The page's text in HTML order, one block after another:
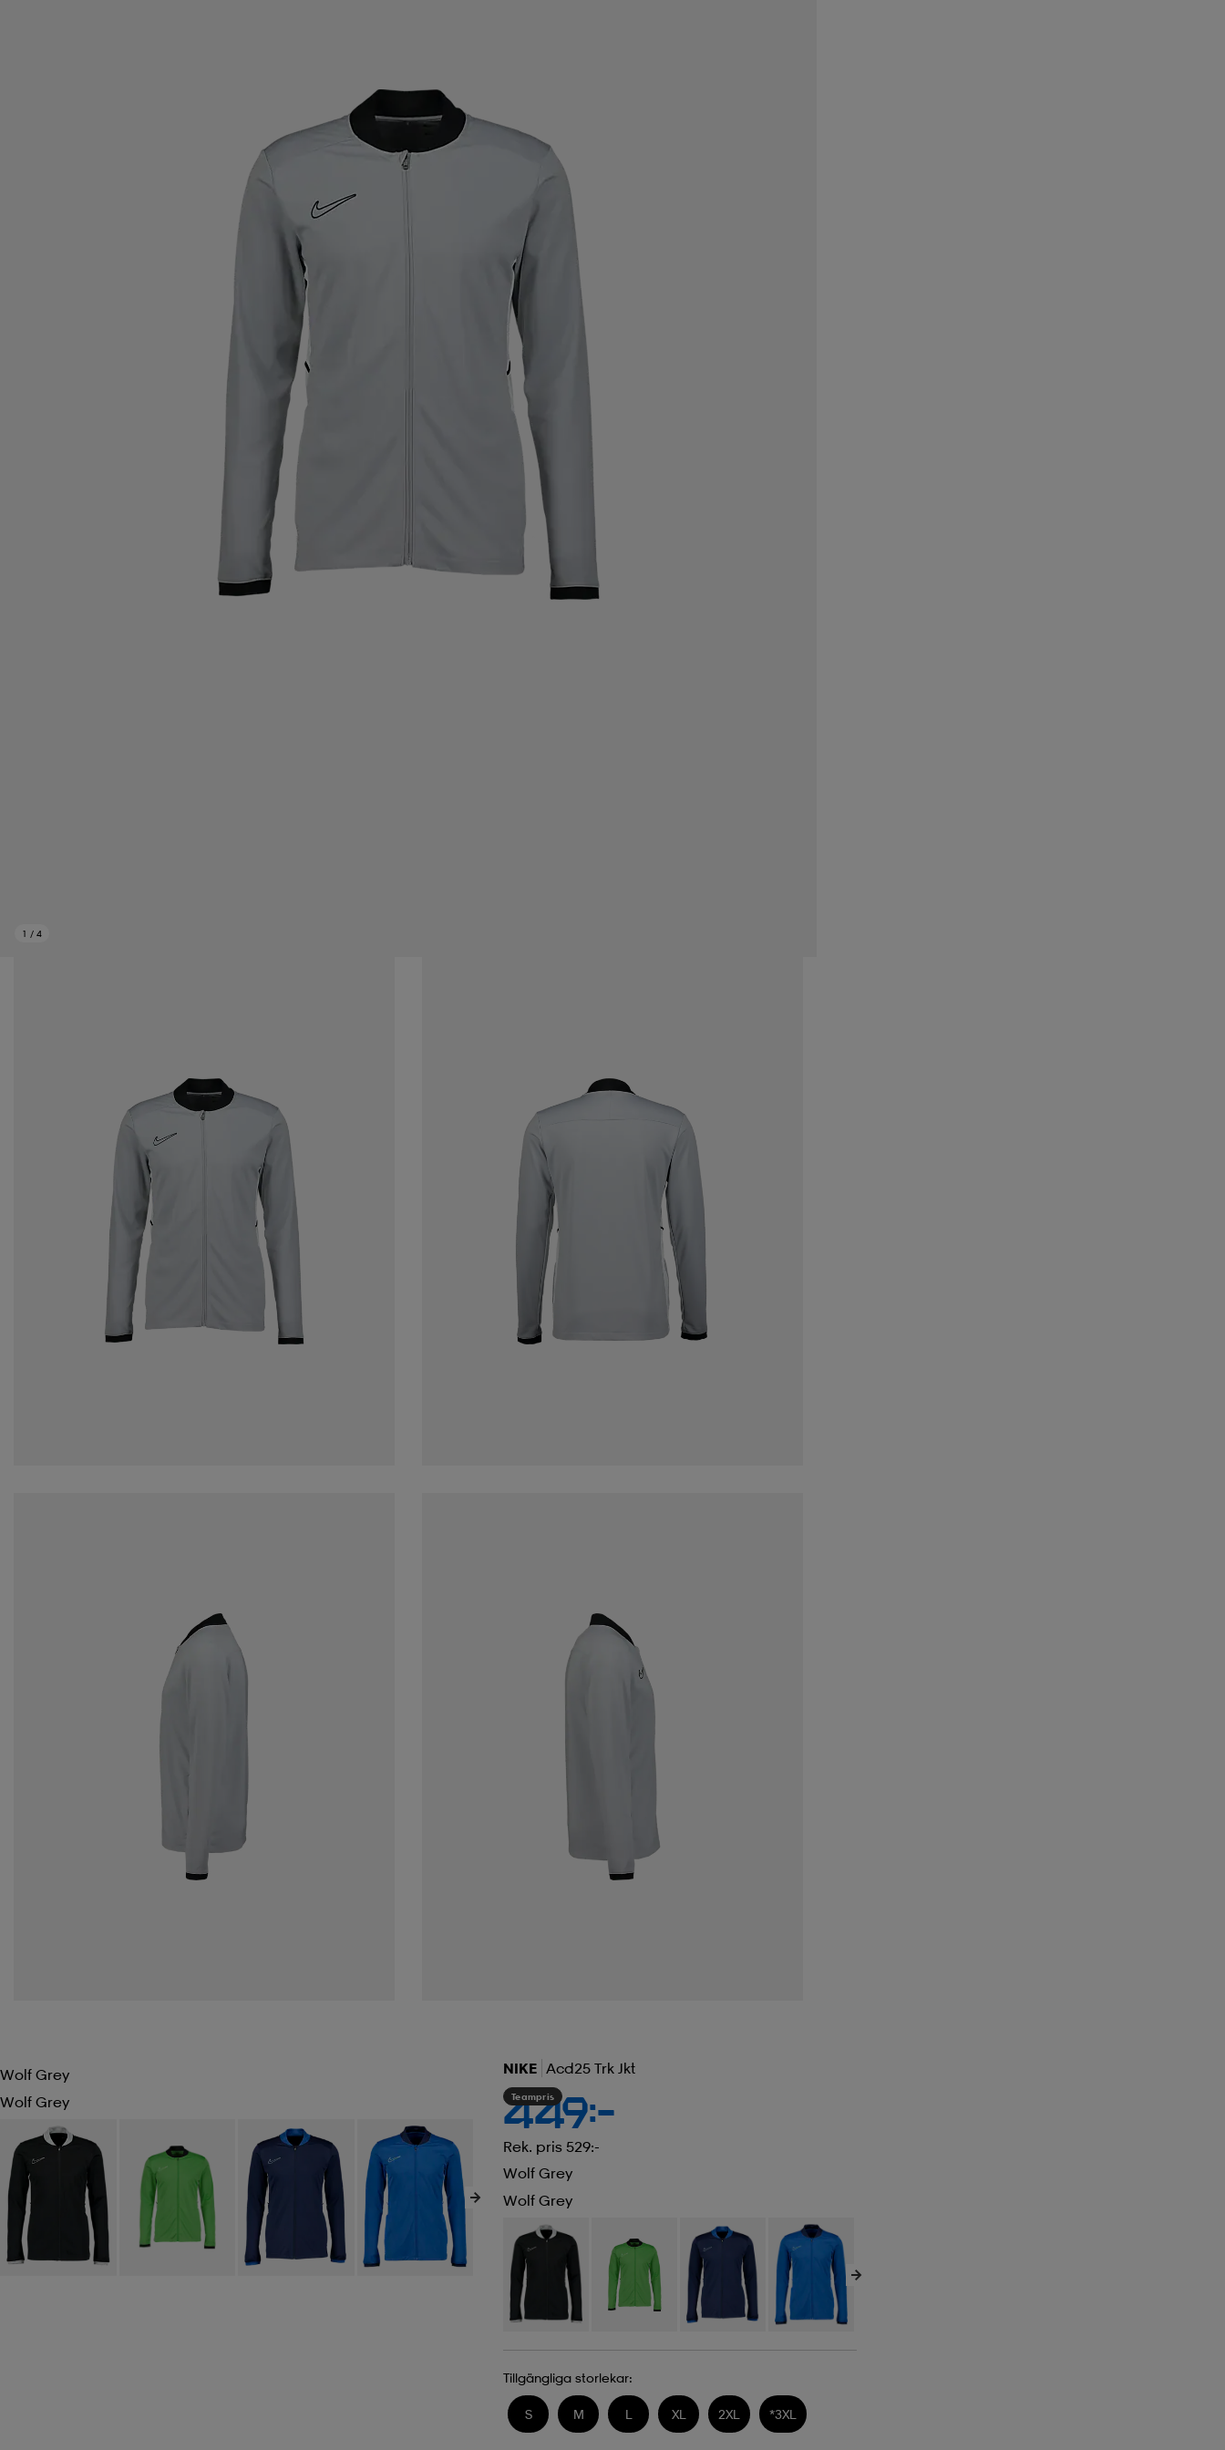
1 / 4
Wolf Grey
Wolf Grey NIKE Acd25 Trk Jkt
Teampris
449:-
Rek. pris 529:-
Wolf Grey
Wolf Grey
Tillgängliga storlekar:
S M L XL 2XL *3XL